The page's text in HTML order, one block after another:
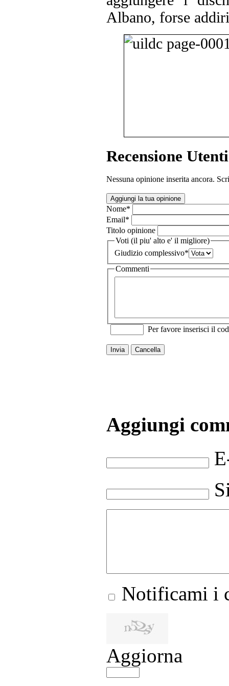
Albano, forse
Recensione Utenti
Nessuna opinione inserita ancora.
Aggiungi la tua opinione
Nome*
Email*
Titolo opinione
Voti (il piu' alto e' il migliore)
Giudizio complessivo*
Commenti
Per favore inserisci il
Invia Cancella
Aggiungi
Notificami i
Aggiorna